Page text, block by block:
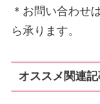
＊お問い合わせは
ら承ります。
オススメ関連